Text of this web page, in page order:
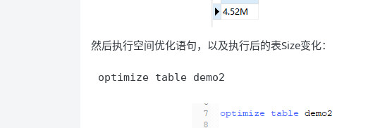
然后执行空间优化语句，以及执行后的表Size变化：